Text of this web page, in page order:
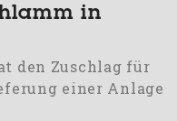
in
den Zuschlag für
einer Anlage